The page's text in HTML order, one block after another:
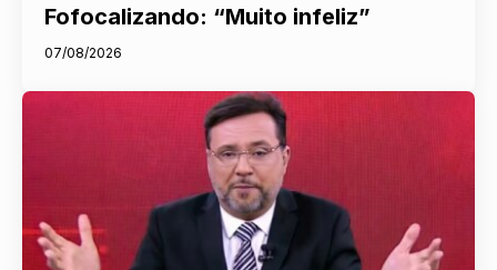
Fofocalizando: “Muito infeliz”
07/08/2026